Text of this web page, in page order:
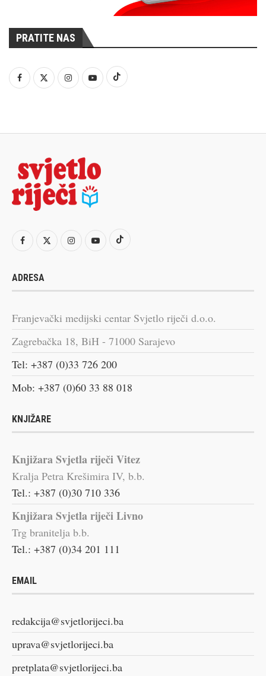
PRATITE NAS
ADRESA
Franjevački medijski centar Svjetlo riječi d.o.o.
Zagrebačka 18, BiH - 71000 Sarajevo
Tel: +387 (0)33 726 200
Mob: +387 (0)60 33 88 018
KNJIŽARE
Knjižara Svjetla riječi Vitez
Kralja Petra Krešimira IV, b.b.
Tel.: +387 (0)30 710 336
Knjižara Svjetla riječi Livno
Trg branitelja b.b.
Tel.: +387 (0)34 201 111
EMAIL
redakcija@svjetlorijeci.ba
uprava@svjetlorijeci.ba
pretplata@svjetlorijeci.ba